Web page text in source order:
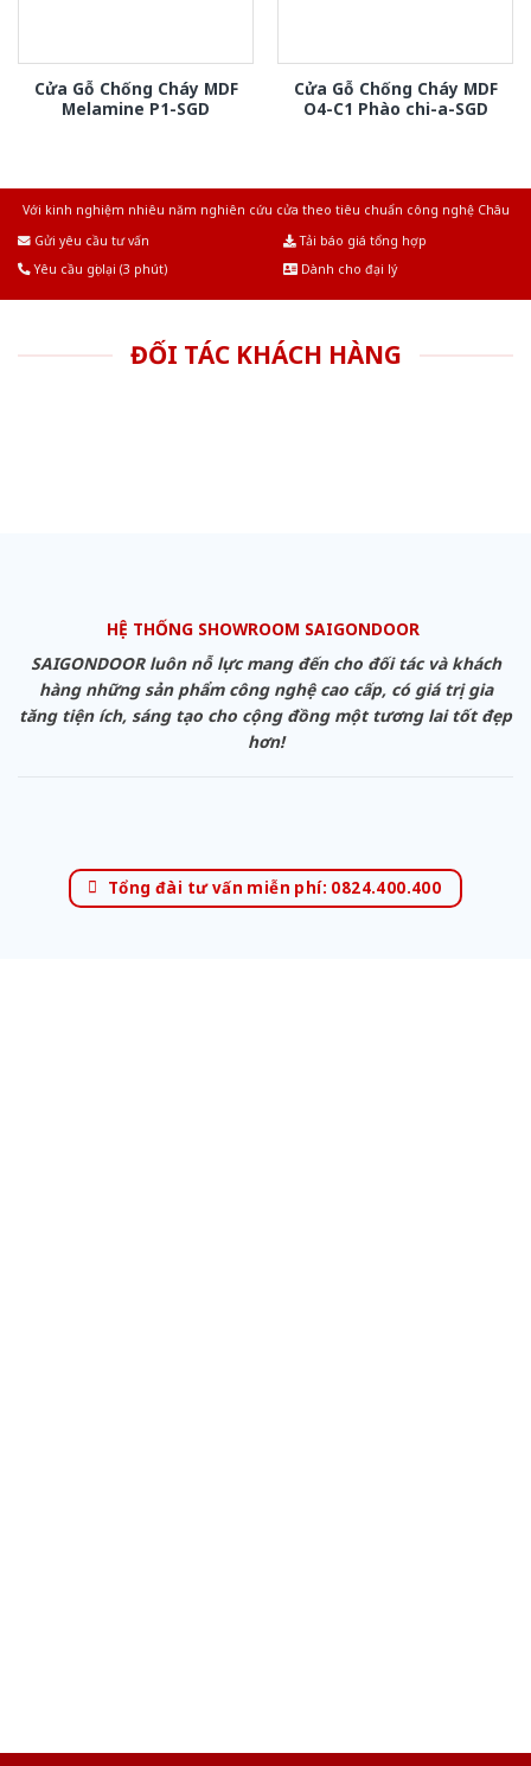
Cửa Gỗ Chống Cháy MDF
Melamine P1-SGD
Cửa Gỗ Chống Cháy MDF
O4-C1 Phào chi-a-SGD
Với kinh nghiệm nhiêu năm nghiên cứu cửa theo tiêu chuẩn công nghệ Châu
Gửi yêu cầu tư vấn
Tải báo giá tổng hợp
Yêu cầu gọi lại (3 phút)
Dành cho đại lý
ĐỐI TÁC KHÁCH HÀNG
HỆ THỐNG SHOWROOM SAIGONDOOR
SAIGONDOOR luôn nỗ lực mang đến cho đối tác và khách
hàng những sản phẩm công nghệ cao cấp, có giá trị gia
tăng tiện ích, sáng tạo cho cộng đồng một tương lai tốt đẹp
hơn!
Tổng đài tư vấn miễn phí: 0824.400.400